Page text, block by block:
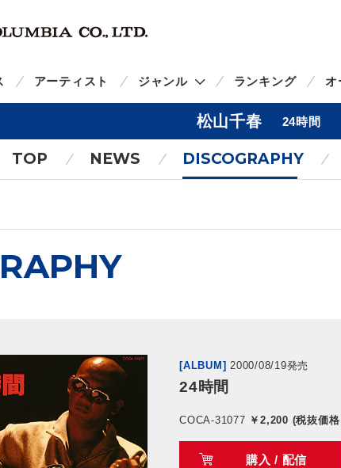
アーティスト ジャンル ランキング オ
松山千春 24時間
TOP NEWS DISCOGRAPHY
[ALBUM] 2000/08/19発売
24時間
COCA-31077 ￥2,200 (税抜価
購入 / 配信